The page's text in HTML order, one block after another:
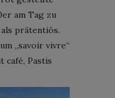
am Tag zu
prätentiös.
„savoir vivre“
café, Pastis